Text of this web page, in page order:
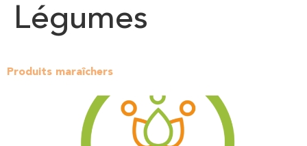
Légumes
Produits maraîchers